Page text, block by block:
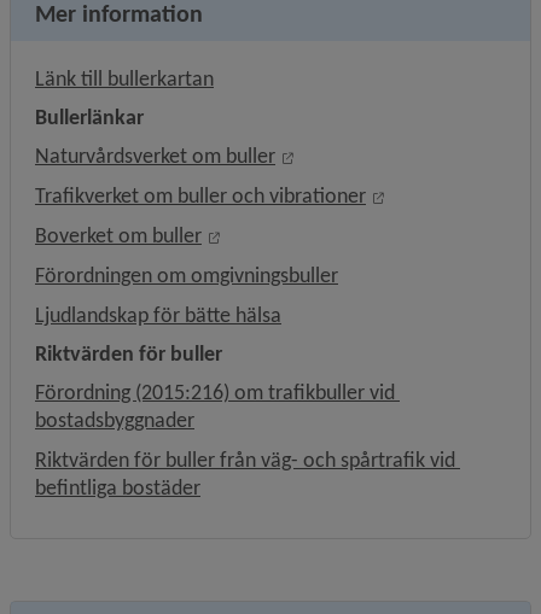
Mer information
Länk till bullerkartanLänk till annan webbplats.
Bullerlänkar
Naturvårdsverket om buller
Länk till annan webbplats,
Trafikverket om buller och vibrationer
Länk till annan
Boverket om buller
Länk till annan webbplats, öppnas i
Förordningen om omgivningsbullerLänk till annan
Ljudlandskap för bätte hälsa
Riktvärden för buller
Förordning (2015:216) om trafikbuller vid
bostadsbyggnaderLänk till annan webbplats.
Riktvärden för buller från väg- och spårtrafik vid
befintliga bostäderLänk till annan webbplats.